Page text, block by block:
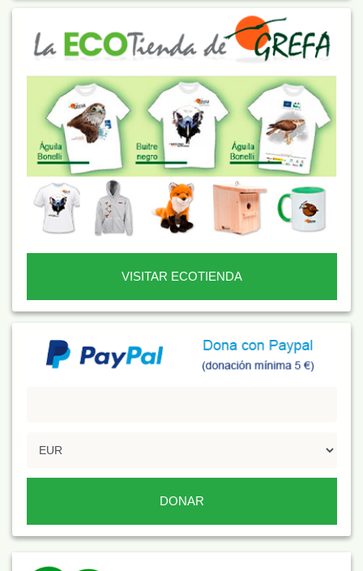
VISITAR ECOTIENDA